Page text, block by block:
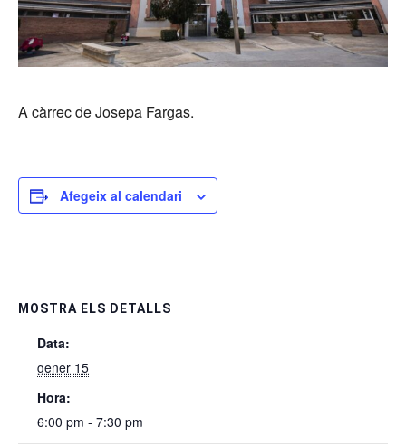
A càrrec de Josepa Fargas.
Afegeix al calendari
MOSTRA ELS DETALLS
Data:
gener 15
Hora:
6:00 pm - 7:30 pm